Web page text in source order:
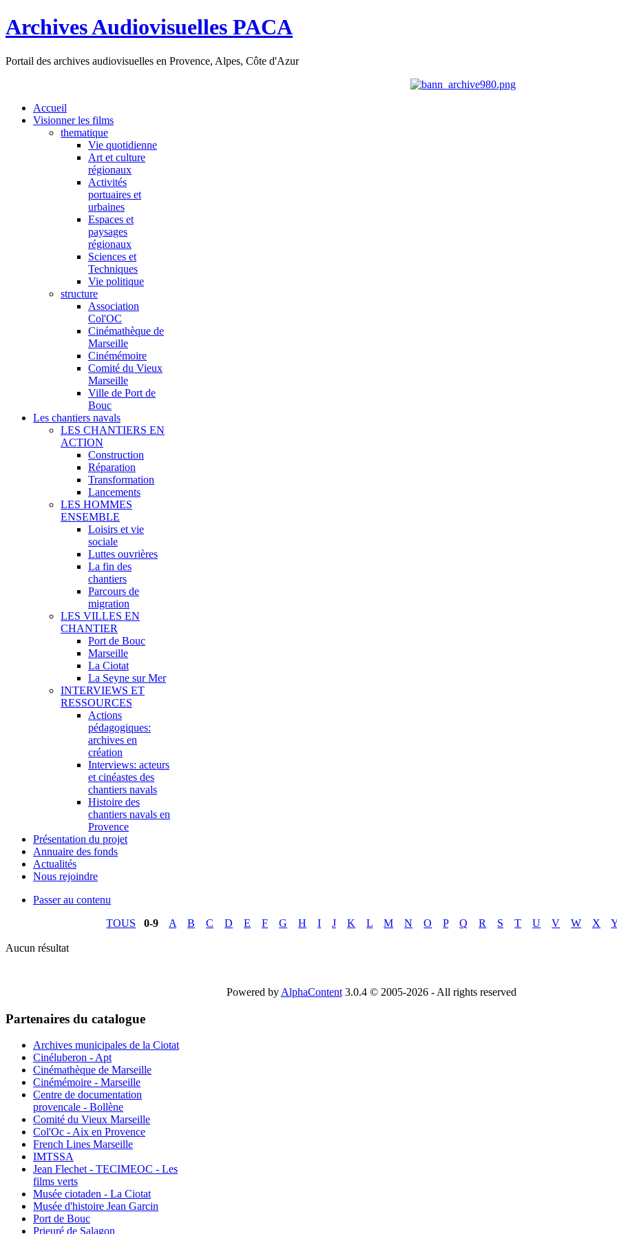
Archives Audiovisuelles PACA
Portail des archives audiovisuelles en Provence, Alpes, Côte d'Azur
Accueil
Visionner les films
thematique
Vie quotidienne
Art et culture
régionaux
Activités
portuaires et
urbaines
Espaces et
paysages
régionaux
Sciences et
Techniques
Vie politique
structure
Association
Col'OC
Cinémathèque de
Marseille
Cinémémoire
Comité du Vieux
Marseille
Ville de Port de
Bouc
Les chantiers navals
LES CHANTIERS EN
ACTION
Construction
Réparation
Transformation
Lancements
LES HOMMES
ENSEMBLE
Loisirs et vie
sociale
Luttes ouvrières
La fin des
chantiers
Parcours de
migration
LES VILLES EN
CHANTIER
Port de Bouc
Marseille
La Ciotat
La Seyne sur Mer
INTERVIEWS ET
RESSOURCES
Actions
pédagogiques:
archives en
création
Interviews: acteurs
et cinéastes des
chantiers navals
Histoire des
chantiers navals en
Provence
Présentation du projet
Annuaire des fonds
Actualités
Nous rejoindre
Passer au contenu
TOUS
0-9 A B C D E F G H I J K L M N O P Q R S T U V W X
Aucun résultat
Powered by AlphaContent3.0.4 © 2005-2026 - All rights reserved
Partenaires du catalogue
Archives municipales de la Ciotat
Cinéluberon - Apt
Cinémathèque de Marseille
Cinémémoire - Marseille
Centre de documentation
provencale - Bollène
Comité du Vieux Marseille
Col'Oc - Aix en Provence
French Lines Marseille
IMTSSA
Jean Flechet - TECIMEOC - Les
films verts
Musée ciotaden - La Ciotat
Musée d'histoire Jean Garcin
Port de Bouc
Prieuré de Salagon